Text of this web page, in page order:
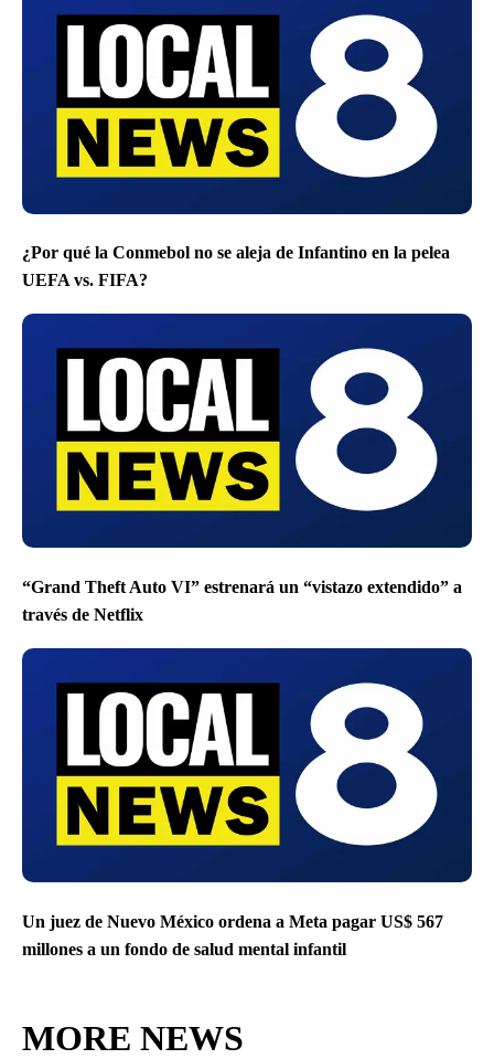
¿Por qué la Conmebol no se aleja de Infantino en la pelea
UEFA vs. FIFA?
“Grand Theft Auto VI” estrenará un “vistazo extendido” a
través de Netflix
Un juez de Nuevo México ordena a Meta pagar US$ 567
millones a un fondo de salud mental infantil
MORE NEWS